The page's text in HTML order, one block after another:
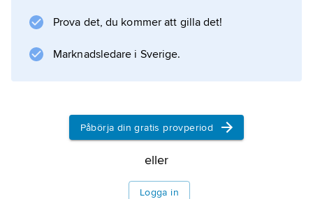
Information om artikeln
Prova det, du kommer att gilla det!
Marknadsledare i Sverige.
Påbörja din gratis provperiod
eller
Logga in